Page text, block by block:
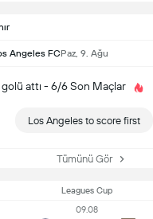
Angeles FCPaz, 9. Ağu
attı - 6/6 Son Maçlar
Los Angeles to score first
Tümünü Gör
Leagues Cup
09.08